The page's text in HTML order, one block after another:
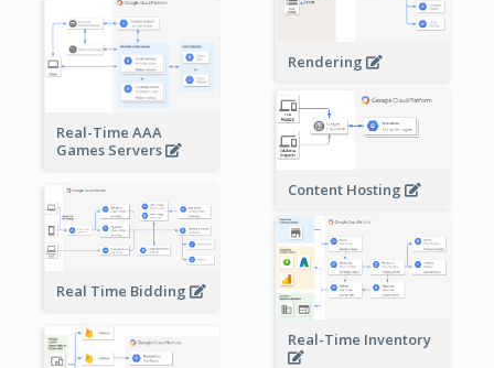
Rendering
Real-Time AAA
Games Servers
Content Hosting
Real Time Bidding
Real-Time Inventory